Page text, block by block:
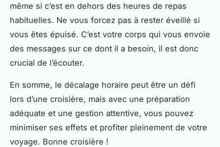
même si c’est en dehors des heures de repas
habituelles. Ne vous forcez pas à rester éveillé si
vous êtes épuisé. C’est votre corps qui vous envoie
des messages sur ce dont il a besoin, il est donc
crucial de l’écouter.
En somme, le décalage horaire peut être un défi
lors d’une croisière, mais avec une préparation
adéquate et une gestion attentive, vous pouvez
minimiser ses effets et profiter pleinement de votre
voyage. Bonne croisière !